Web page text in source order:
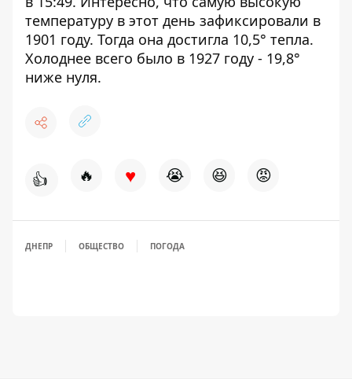
температуру в этот день зафиксировали в
1901 году. Тогда она достигла 10,5° тепла.
Холоднее всего было в 1927 году - 19,8°
ниже нуля.
👍 🔥 ♥ 😭 😆 😡
ДНЕПР ОБЩЕСТВО ПОГОДА